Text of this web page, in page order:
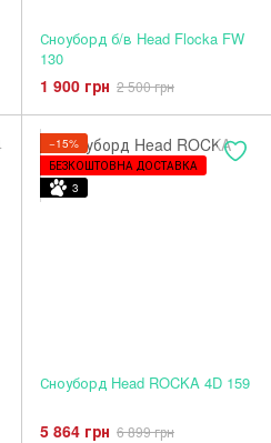
Сноуборд б/в Head Flocka FW
130
1 900 грн 2 500 грн
−15%
БЕЗКОШТОВНА ДОСТАВКА
3
Сноуборд Head ROCKA 4D 159
5 864 грн 6 899 грн